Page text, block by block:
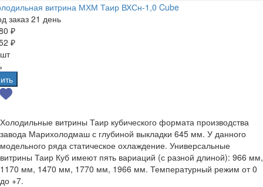
витрина МХМ Таир ВХСн-1,0 Cube
заказ 21 день
₽
₽
Холодильные витрины Таир кубического формата производства
завода Марихолодмаш с глубиной выкладки 645 мм. У данного
модельного ряда статическое охлаждение. Универсальные
витрины Таир Куб имеют пять вариаций (с разной длиной): 966 мм,
1170 мм, 1470 мм, 1770 мм, 1966 мм. Температурный режим от 0
до +7.